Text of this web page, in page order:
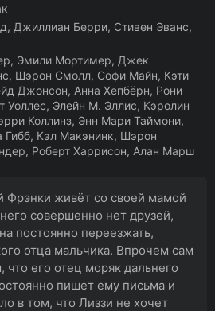
Джиллиан Берри, Стивен Эванс,
Эмили Мортимер, Джек
Шэрон Смолл, Софи Майн, Кэти
Джонсон, Анна Хепбёрн, Рони
Уоллес, Элейн М. Эллис, Кэролин
Коллинз, Энн Мари Таймони,
Кэл Макэнинк, Шэрон
Роберт Харрисон, Алан Марш
Фрэнки живёт со своей мамой
совершенно нет друзей,
постоянно переезжать,
отца мальчика. Впрочем сам
что его отец моряк дальнего
пишет ему письма и
в том, что Лиззи не хочет